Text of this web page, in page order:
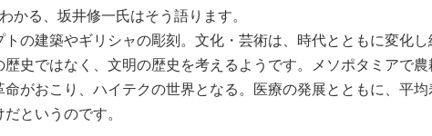
かる、坂井修一氏はそう語ります。
の建築やギリシャの彫刻。文化・芸術は、時代とともに変化し
史ではなく、文明の歴史を考えるようです。メソポタミアで
がおこり、ハイテクの世界となる。医療の発展とともに、平
というのです。